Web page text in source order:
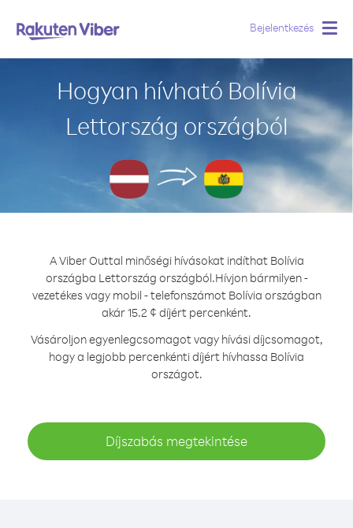
Bejelentkezés
Hogyan hívható Bolívia
Lettország országból
A Viber Outtal minőségi hívásokat indíthat Bolívia
országba Lettország országból.Hívjon bármilyen -
vezetékes vagy mobil - telefonszámot Bolívia országban
akár 15.2 ¢ díjért percenként.
Vásároljon egyenlegcsomagot vagy hívási díjcsomagot,
hogy a legjobb percenkénti díjért hívhassa Bolívia
országot.
Díjszabás megtekintése